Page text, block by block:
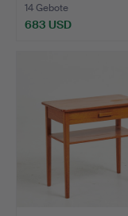
14 Gebote
683 USD